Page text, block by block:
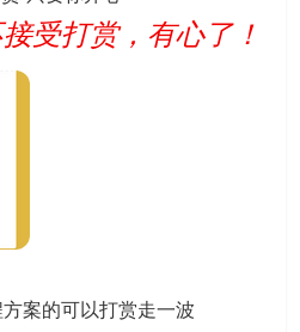
受打赏，有心了！
案的可以打赏走一波